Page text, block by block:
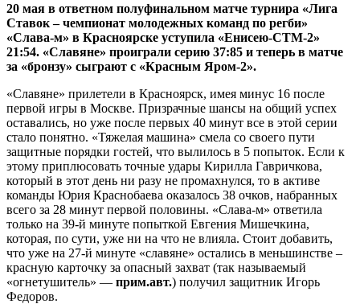
20 мая в ответном полуфинальном матче турнира «Лига
Ставок – чемпионат молодежных команд по регби»
«Слава-м» в Красноярске уступила «Енисею-СТМ-2»
21:54. «Славяне» проиграли серию 37:85 и теперь в матче
за «бронзу» сыграют с «Красным Яром-2».
«Славяне» прилетели в Красноярск, имея минус 16 после
первой игры в Москве. Призрачные шансы на общий успех
оставались, но уже после первых 40 минут все в этой серии
стало понятно. «Тяжелая машина» смела со своего пути
защитные порядки гостей, что вылилось в 5 попыток. Если к
этому приплюсовать точные удары Кирилла Гавричкова,
который в этот день ни разу не промахнулся, то в активе
команды Юрия Краснобаева оказалось 38 очков, набранных
всего за 28 минут первой половины. «Слава-м» ответила
только на 39-й минуте попыткой Евгения Мишечкина,
которая, по сути, уже ни на что не влияла. Стоит добавить,
что уже на 27-й минуте «славяне» остались в меньшинстве –
красную карточку за опасный захват (так называемый
«огнетушитель» — прим.авт.) получил защитник Игорь
Федоров.